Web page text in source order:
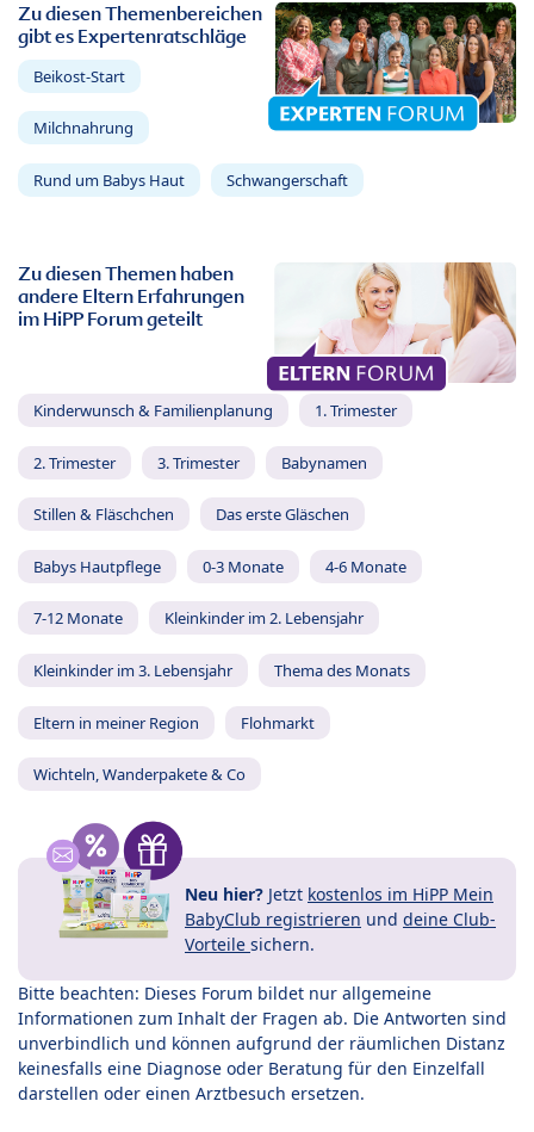
Zu diesen Themenbereichen
gibt es Expertenratschläge
Beikost-Start
Milchnahrung
Rund um Babys Haut Schwangerschaft
Zu diesen Themen haben
andere Eltern Erfahrungen
im HiPP Forum geteilt
Kinderwunsch & Familienplanung 1. Trimester
2. Trimester 3. Trimester Babynamen
Stillen & Fläschchen Das erste Gläschen
Babys Hautpflege 0-3 Monate 4-6 Monate
7-12 Monate Kleinkinder im 2. Lebensjahr
Kleinkinder im 3. Lebensjahr Thema des Monats
Eltern in meiner Region Flohmarkt
Wichteln, Wanderpakete & Co
Neu hier? Jetzt kostenlos im HiPP Mein
BabyClub registrieren und deine Club-
Vorteile sichern.
Bitte beachten: Dieses Forum bildet nur allgemeine
Informationen zum Inhalt der Fragen ab. Die Antworten sind
unverbindlich und können aufgrund der räumlichen Distanz
keinesfalls eine Diagnose oder Beratung für den Einzelfall
darstellen oder einen Arztbesuch ersetzen.